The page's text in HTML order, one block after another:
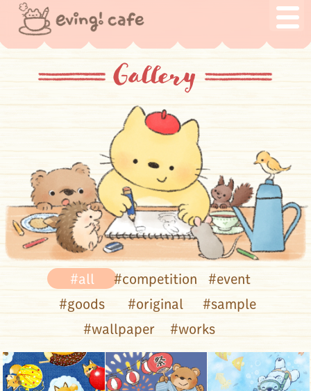
Gallery
#all #competition
#event
#goods
#original
#sample
#wallpaper
#works